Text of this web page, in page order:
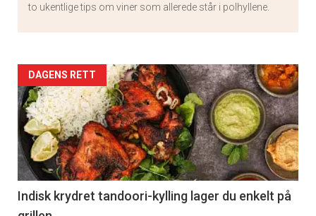
to ukentlige tips om viner som allerede står i polhyllene.
Artikler
detail
-
section
11
DAGENS RETT
Indisk krydret tandoori-kylling lager du enkelt på